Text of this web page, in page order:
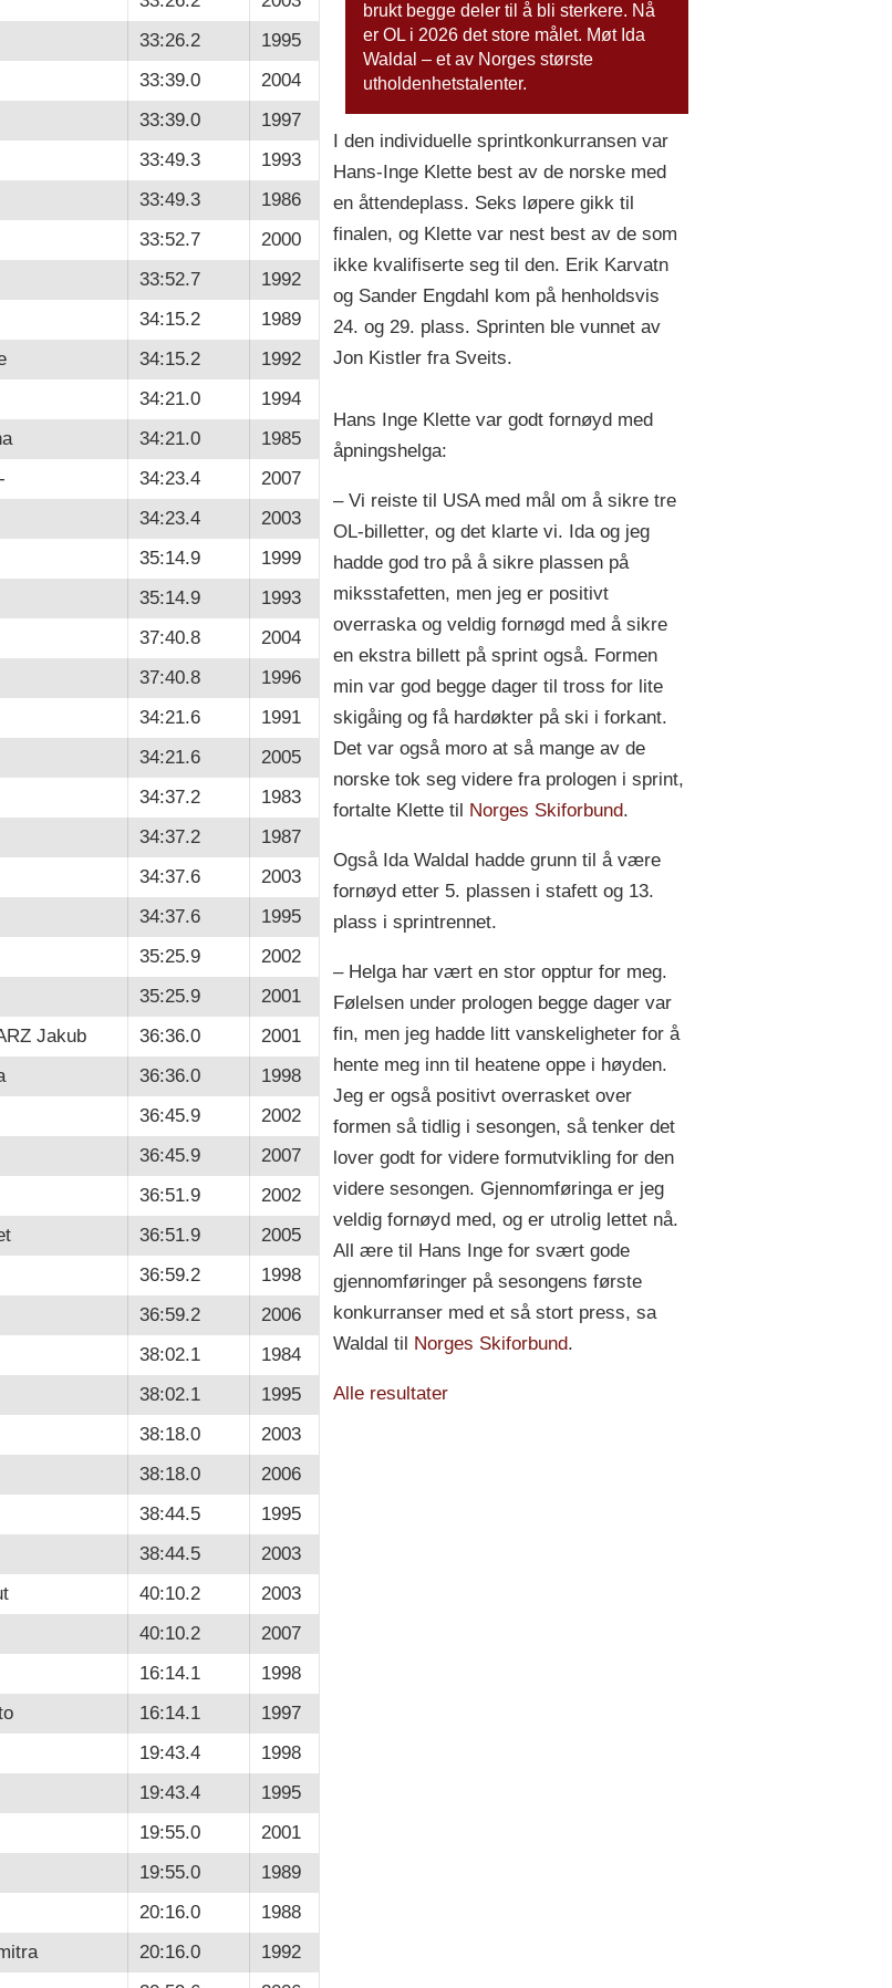
33:26.2
1995
33:39.0
2004
33:39.0
1997
33:49.3
1993
33:49.3
1986
33:52.7
2000
33:52.7
1992
34:15.2
1989
34:15.2
1992
34:21.0
1994
34:21.0
1985
34:23.4
2007
34:23.4
2003
35:14.9
1999
35:14.9
1993
37:40.8
2004
37:40.8
1996
34:21.6
1991
34:21.6
2005
34:37.2
1983
34:37.2
1987
34:37.6
2003
34:37.6
1995
35:25.9
2002
35:25.9
2001
Jakub 36:36.0
2001
36:36.0
1998
36:45.9
2002
36:45.9
2007
36:51.9
2002
36:51.9
2005
36:59.2
1998
36:59.2
2006
38:02.1
1984
38:02.1
1995
38:18.0
2003
38:18.0
2006
38:44.5
1995
38:44.5
2003
40:10.2
2003
40:10.2
2007
16:14.1
1998
16:14.1
1997
19:43.4
1998
19:43.4
1995
19:55.0
2001
19:55.0
1989
20:16.0
1988
20:16.0
1992
brukt begge deler til å bli sterkere. Nå
er OL i 2026 det store målet. Møt Ida
Waldal – et av Norges største
utholdenhetstalenter.
I den individuelle sprintkonkurransen var
Hans-Inge Klette best av de norske med
en åttendeplass. Seks løpere gikk til
finalen, og Klette var nest best av de som
ikke kvalifiserte seg til den. Erik Karvatn
og Sander Engdahl kom på henholdsvis
24. og 29. plass. Sprinten ble vunnet av
Jon Kistler fra Sveits.
Hans Inge Klette var godt fornøyd med
åpningshelga:
– Vi reiste til USA med mål om å sikre tre
OL-billetter, og det klarte vi. Ida og jeg
hadde god tro på å sikre plassen på
miksstafetten, men jeg er positivt
overraska og veldig fornøgd med å sikre
en ekstra billett på sprint også. Formen
min var god begge dager til tross for lite
skigåing og få hardøkter på ski i forkant.
Det var også moro at så mange av de
norske tok seg videre fra prologen i sprint,
fortalte Klette til Norges Skiforbund.
Også Ida Waldal hadde grunn til å være
fornøyd etter 5. plassen i stafett og 13.
plass i sprintrennet.
– Helga har vært en stor opptur for meg.
Følelsen under prologen begge dager var
fin, men jeg hadde litt vanskeligheter for å
hente meg inn til heatene oppe i høyden.
Jeg er også positivt overrasket over
formen så tidlig i sesongen, så tenker det
lover godt for videre formutvikling for den
videre sesongen. Gjennomføringa er jeg
veldig fornøyd med, og er utrolig lettet nå.
All ære til Hans Inge for svært gode
gjennomføringer på sesongens første
konkurranser med et så stort press, sa
Waldal til Norges Skiforbund.
Alle resultater